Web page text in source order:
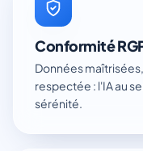
Conformité
Données
respectée : l'IA au
sérénité.